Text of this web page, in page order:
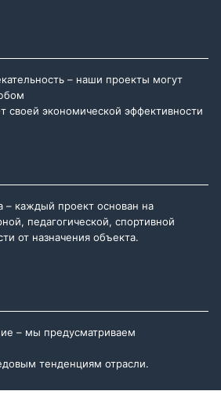
– наши проекты могут
своей экономической эффективности
– каждый проект основан на
педагогической, спортивной
от назначения объекта.
– мы предусматриваем
тенденциям отрасли.